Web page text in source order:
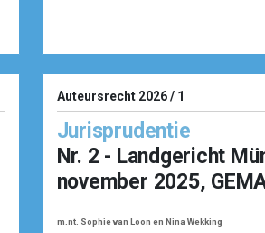
Auteursrecht 2026 / 1
Jurisprudentie
Nr. 2 - Landgericht
november 2025,
m.nt. Sophie van Loon en Nina Wekking